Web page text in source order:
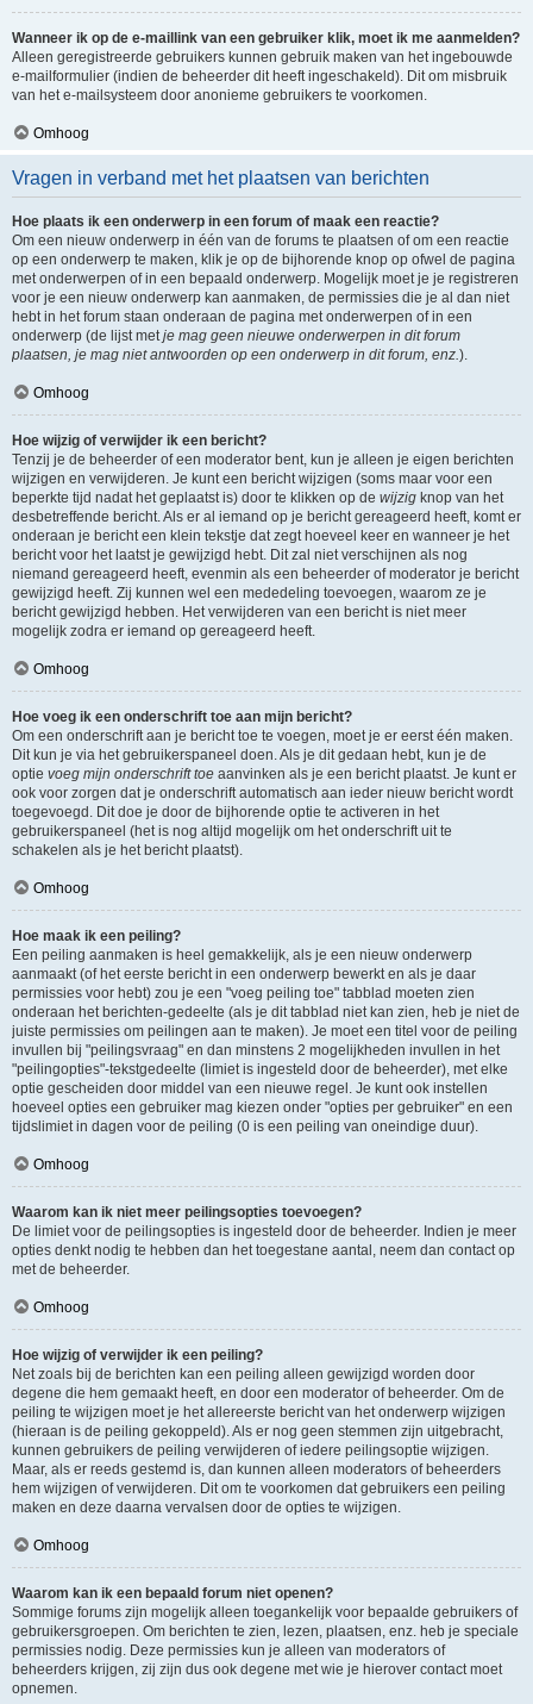
Wanneer ik op de e-maillink van een gebruiker klik, moet ik me aanmelden?
Alleen geregistreerde gebruikers kunnen gebruik maken van het ingebouwde
e-mailformulier (indien de beheerder dit heeft ingeschakeld). Dit om misbruik
van het e-mailsysteem door anonieme gebruikers te voorkomen.
Omhoog
Vragen in verband met het plaatsen van berichten
Hoe plaats ik een onderwerp in een forum of maak een reactie?
Om een nieuw onderwerp in één van de forums te plaatsen of om een reactie
op een onderwerp te maken, klik je op de bijhorende knop op ofwel de pagina
met onderwerpen of in een bepaald onderwerp. Mogelijk moet je je registreren
voor je een nieuw onderwerp kan aanmaken, de permissies die je al dan niet
hebt in het forum staan onderaan de pagina met onderwerpen of in een
onderwerp (de lijst metje mag geen nieuwe onderwerpen in dit forum
plaatsen, je mag niet antwoorden op een onderwerp in dit forum, enz.).
Omhoog
Hoe wijzig of verwijder ik een bericht?
Tenzij je de beheerder of een moderator bent, kun je alleen je eigen berichten
wijzigen en verwijderen. Je kunt een bericht wijzigen (soms maar voor een
beperkte tijd nadat het geplaatst is) door te klikken op de wijzig knop van het
desbetreffende bericht. Als er al iemand op je bericht gereageerd heeft, komt er
onderaan je bericht een klein tekstje dat zegt hoeveel keer en wanneer je het
bericht voor het laatst je gewijzigd hebt. Dit zal niet verschijnen als nog
niemand gereageerd heeft, evenmin als een beheerder of moderator je bericht
gewijzigd heeft. Zij kunnen wel een mededeling toevoegen, waarom ze je
bericht gewijzigd hebben. Het verwijderen van een bericht is niet meer
mogelijk zodra er iemand op gereageerd heeft.
Omhoog
Hoe voeg ik een onderschrift toe aan mijn bericht?
Om een onderschrift aan je bericht toe te voegen, moet je er eerst één maken.
Dit kun je via het gebruikerspaneel doen. Als je dit gedaan hebt, kun je de
optie voeg mijn onderschrift toe aanvinken als je een bericht plaatst. Je kunt er
ook voor zorgen dat je onderschrift automatisch aan ieder nieuw bericht wordt
toegevoegd. Dit doe je door de bijhorende optie te activeren in het
gebruikerspaneel (het is nog altijd mogelijk om het onderschrift uit te
schakelen als je het bericht plaatst).
Omhoog
Hoe maak ik een peiling?
Een peiling aanmaken is heel gemakkelijk, als je een nieuw onderwerp
aanmaakt (of het eerste bericht in een onderwerp bewerkt en als je daar
permissies voor hebt) zou je een "voeg peiling toe" tabblad moeten zien
onderaan het berichten-gedeelte (als je dit tabblad niet kan zien, heb je niet de
juiste permissies om peilingen aan te maken). Je moet een titel voor de peiling
invullen bij "peilingsvraag" en dan minstens 2 mogelijkheden invullen in het
"peilingopties"-tekstgedeelte (limiet is ingesteld door de beheerder), met elke
optie gescheiden door middel van een nieuwe regel. Je kunt ook instellen
hoeveel opties een gebruiker mag kiezen onder "opties per gebruiker" en een
tijdslimiet in dagen voor de peiling (0 is een peiling van oneindige duur).
Omhoog
Waarom kan ik niet meer peilingsopties toevoegen?
De limiet voor de peilingsopties is ingesteld door de beheerder. Indien je meer
opties denkt nodig te hebben dan het toegestane aantal, neem dan contact op
met de beheerder.
Omhoog
Hoe wijzig of verwijder ik een peiling?
Net zoals bij de berichten kan een peiling alleen gewijzigd worden door
degene die hem gemaakt heeft, en door een moderator of beheerder. Om de
peiling te wijzigen moet je het allereerste bericht van het onderwerp wijzigen
(hieraan is de peiling gekoppeld). Als er nog geen stemmen zijn uitgebracht,
kunnen gebruikers de peiling verwijderen of iedere peilingsoptie wijzigen.
Maar, als er reeds gestemd is, dan kunnen alleen moderators of beheerders
hem wijzigen of verwijderen. Dit om te voorkomen dat gebruikers een peiling
maken en deze daarna vervalsen door de opties te wijzigen.
Omhoog
Waarom kan ik een bepaald forum niet openen?
Sommige forums zijn mogelijk alleen toegankelijk voor bepaalde gebruikers of
gebruikersgroepen. Om berichten te zien, lezen, plaatsen, enz. heb je speciale
permissies nodig. Deze permissies kun je alleen van moderators of
beheerders krijgen, zij zijn dus ook degene met wie je hierover contact moet
opnemen.